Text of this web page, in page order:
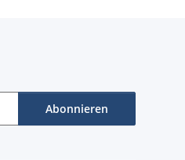
Abonnieren